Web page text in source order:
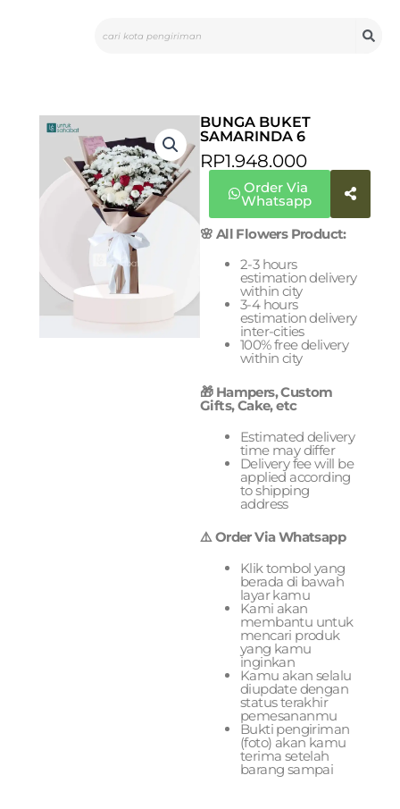
BUNGA BUKET
SAMARINDA 6
RP1.948.000
Order Via
Whatsapp
🌸 All Flowers Product:
2-3 hours
estimation delivery
within city
3-4 hours
estimation delivery
inter-cities
100% free delivery
within city
🎁 Hampers, Custom
Gifts, Cake, etc
Estimated delivery
time may differ
Delivery fee will be
applied according
to shipping
address
⚠️ Order Via Whatsapp
Klik tombol yang
berada di bawah
layar kamu
Kami akan
membantu untuk
mencari produk
yang kamu
inginkan
Kamu akan selalu
diupdate dengan
status terakhir
pemesananmu
Bukti pengiriman
(foto) akan kamu
terima setelah
barang sampai